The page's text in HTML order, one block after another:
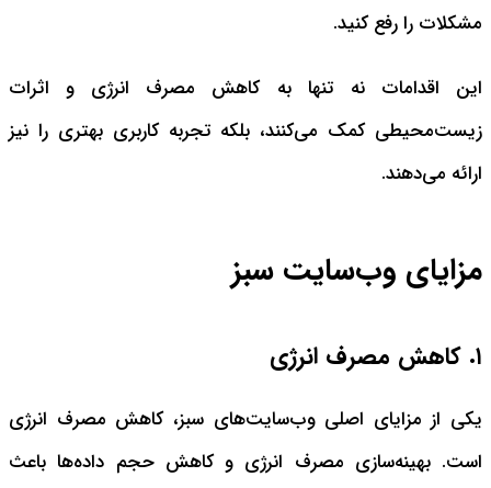
مشکلات را رفع کنید.
این اقدامات نه تنها به کاهش مصرف انرژی و اثرات
زیست‌محیطی کمک می‌کنند، بلکه تجربه کاربری بهتری را نیز
ارائه می‌دهند.
مزایای وب‌سایت سبز
۱. کاهش مصرف انرژی
یکی از مزایای اصلی وب‌سایت‌های سبز، کاهش مصرف انرژی
است. بهینه‌سازی مصرف انرژی و کاهش حجم داده‌ها باعث